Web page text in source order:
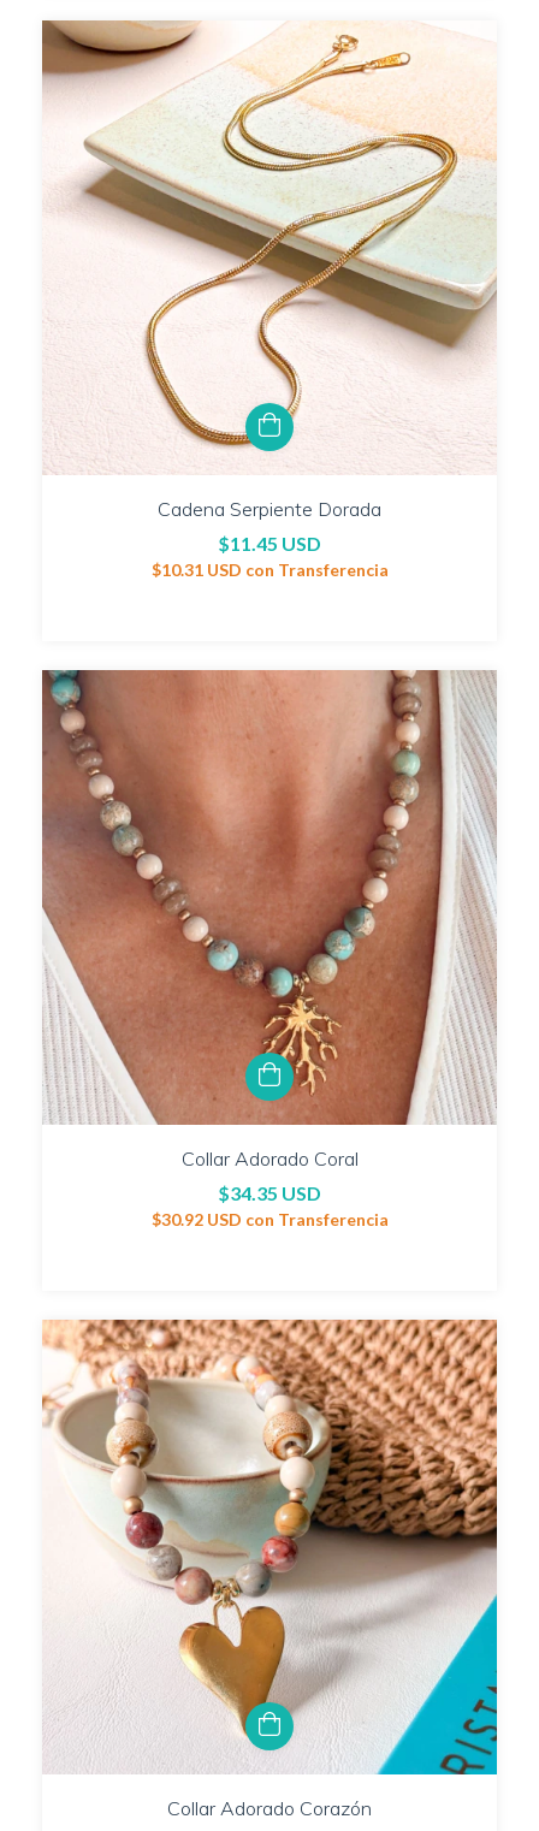
Cadena Serpiente Dorada
$11.45 USD
$10.31 USD con Transferencia
Collar Adorado Coral
$34.35 USD
$30.92 USD con Transferencia
Collar Adorado Corazón